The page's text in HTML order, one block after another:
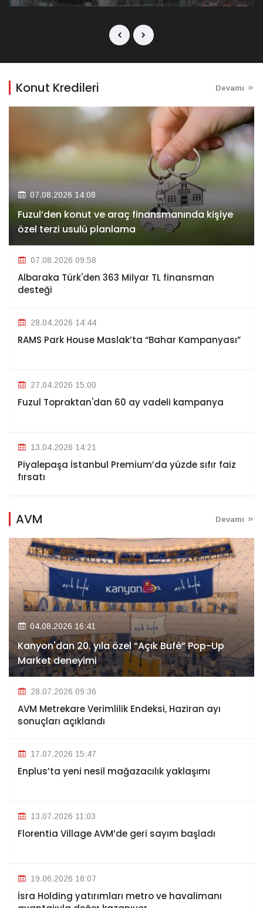
Konut Kredileri Devamı
07.08.2026 14:08
Fuzul’den konut ve araç finansmanında kişiye
özel terzi usulü planlama
07.08.2026 09:58
Albaraka Türk'den 363 Milyar TL finansman
desteği
28.04.2026 14:44
RAMS Park House Maslak’ta “Bahar Kampanyası”
27.04.2026 15:00
Fuzul Topraktan'dan 60 ay vadeli kampanya
13.04.2026 14:21
Piyalepaşa İstanbul Premium’da yüzde sıfır faiz
fırsatı
AVM Devamı
04.08.2026 16:41
Kanyon'dan 20. yıla özel “Açık Bufé” Pop-Up
Market deneyimi
28.07.2026 09:36
AVM Metrekare Verimlilik Endeksi, Haziran ayı
sonuçları açıklandı
17.07.2026 15:47
Enplus’ta yeni nesil mağazacılık yaklaşımı
13.07.2026 11:03
Florentia Village AVM’de geri sayım başladı
19.06.2026 18:07
İsra Holding yatırımları metro ve havalimanı